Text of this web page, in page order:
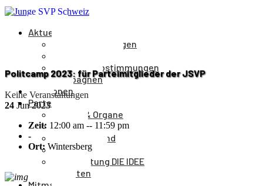
Aktuelles
Medienmitteilungen
Parolen & Abstimmungen
Kampagnen
Positionen
Partei
Aufbau & Organe
Kantone
Parteivorstand
Parteileitung
Parteizeitung DIE IDEE
Statuten
Politcamp 2023: für Parteimitglieder der JSVP
Keine Veranstaltungen
24 Jun2023
Zeit: 12:00 am -- 11:59 pm
-
Ort: Wintersberg